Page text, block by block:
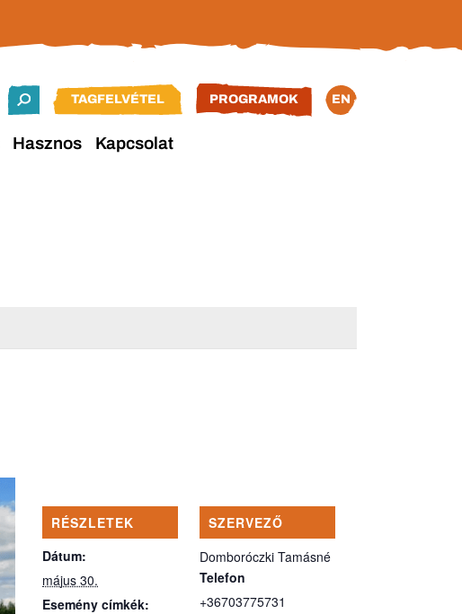
TAGFELVÉTEL PROGRAMOK EN
Hasznos Kapcsolat
RÉSZLETEK
Dátum:
május 30.
Esemény címkék:
SZERVEZŐ
Domboróczki Tamásné
Telefon
+36703775731